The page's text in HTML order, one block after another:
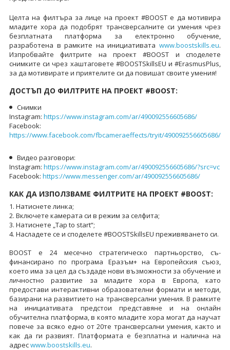
Целта на филтъра за лице на проект #BOOST е да мотивира
младите хора да подобрят трансверсалните си умения чрез
безплатната платформа за електронно обучение,
разработена в рамките на инициативатаwww.boostskills.eu.
Изпробвайте филтрите на проект #BOOST и споделете
снимките си чрез хаштаговете #BOOSTSkillsEU и #ErasmusPlus,
за да мотивирате и приятелите си да повишат своите умения!
ДОСТЪП ДО ФИЛТРИТЕ НА ПРОЕКТ #BOOST:
Снимки
Instagram: https://www.instagram.com/ar/490092556605686/
Facebook:
https://www.facebook.com/fbcameraeffects/tryit/490092556605686/
Видео разговори:
Instagram: https://www.instagram.com/ar/490092556605686/?src=vc
Facebook: https://www.messenger.com/ar/490092556605686/
КАК ДА ИЗПОЛЗВАМЕ ФИЛТРИТЕ НА ПРОЕКТ #BOOST:
1. Натиснете линка;
2. Включете камерата си в режим за селфита;
3. Натиснете „Tap to start“;
4. Насладете се и споделете #BOOSTSkillsEU преживяването си.
BOOST е 24 месечно стратегическо партньорство, съ-
финансирано по програма Еразъм+ на Европейския съюз,
което има за цел да създаде нови възможности за обучение и
личностно развитие за младите хора в Европа, като
предостави интерактивни образователни формати и методи,
базирани на развитието на трансверсални умения. В рамките
на инициативата предстои представяне и на онлайн
обучителна платформа, в която младите хора могат да научат
повече за всяко едно от 20те трансверсални умения, както и
как да ги развият. Платформата е безплатна и налична на
адресwww.boostskills.eu.